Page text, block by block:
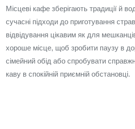
Місцеві кафе зберігають традиції й
сучасні підходи до приготування
відвідування цікавим як для
хороше місце, щоб зробити паузу в
сімейний обід або спробувати
каву в спокійній приємній обстановці.